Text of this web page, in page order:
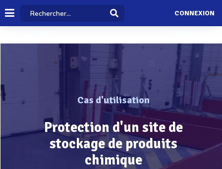
CONNEXION
Cas d'utilisation
Protection d'un site de
stockage de produits
chimique